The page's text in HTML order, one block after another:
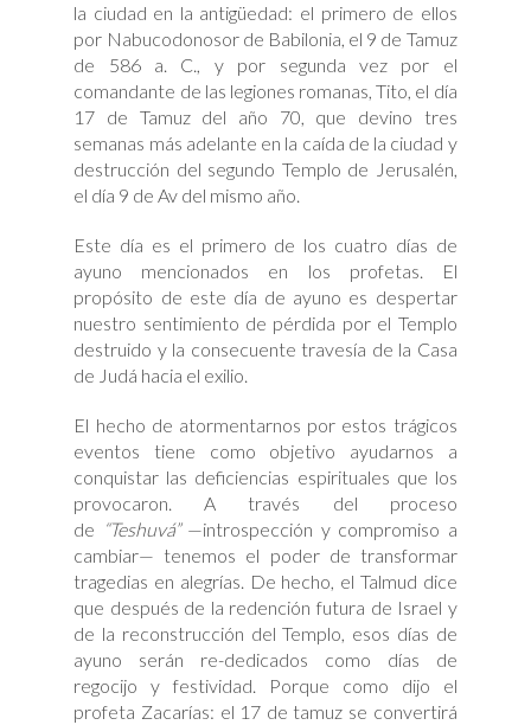
la ciudad en la antigüedad: el primero de ellos
por Nabucodonosor de Babilonia, el 9 de Tamuz
de 586 a. C., y por segunda vez por el
comandante de las legiones romanas, Tito, el día
17 de Tamuz del año 70, que devino tres
semanas más adelante en la caída de la ciudad y
destrucción del segundo Templo de Jerusalén,
el día 9 de Av del mismo año.
Este día es el primero de los cuatro días de
ayuno mencionados en los profetas. El
propósito de este día de ayuno es despertar
nuestro sentimiento de pérdida por el Templo
destruido y la consecuente travesía de la Casa
de Judá hacia el exilio.
El hecho de atormentarnos por estos trágicos
eventos tiene como objetivo ayudarnos a
conquistar las deficiencias espirituales que los
provocaron. A través del proceso
de “Teshuvá” —introspección y compromiso a
cambiar— tenemos el poder de transformar
tragedias en alegrías. De hecho, el Talmud dice
que después de la redención futura de Israel y
de la reconstrucción del Templo, esos días de
ayuno serán re-dedicados como días de
regocijo y festividad. Porque como dijo el
profeta Zacarías: el 17 de tamuz se convertirá